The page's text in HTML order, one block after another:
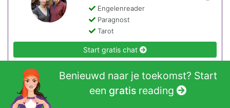
Engelenreader
Paragnost
Tarot
Start gratis chat
Aurora & Kyan
Engelenreader
Benieuwd naar je toekomst? Start
een gratis reading